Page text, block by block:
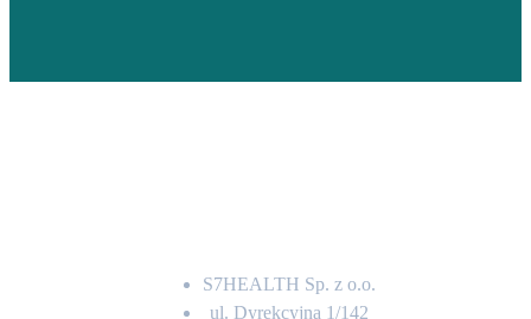
S7HEALTH Sp. z o.o.
ul. Dyrekcyjna 1/142